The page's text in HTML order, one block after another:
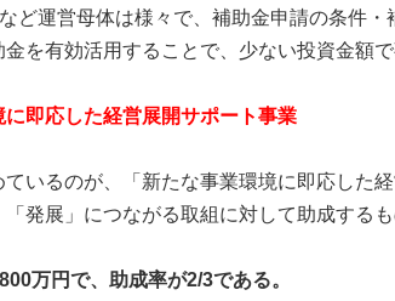
ど運営母体は様々で、補助金申請の条件
を有効活用することで、少ない投資金額
に即応した経営展開サポート事業
いるのが、「新たな事業環境に即応した
発展」につながる取組に対して助成する
万円で、助成率が2/3である。